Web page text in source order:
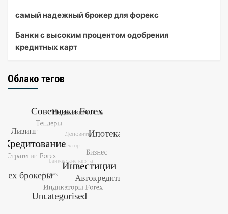
самый надежный брокер для форекс
Банки с высоким процентом одобрения
кредитных карт
Облако тегов